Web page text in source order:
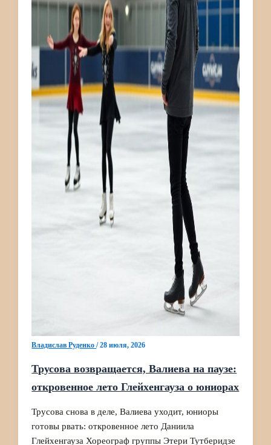
Владислав Руденко/28 июля, 2026
Трусова возвращается, Валиева на паузе:
откровенное лето Глейхенгауза о юниорах
Трусова снова в деле, Валиева уходит, юниоры
готовы рвать: откровенное лето Даниила
Глейхенгауза Хореограф группы Этери Тутберидзе